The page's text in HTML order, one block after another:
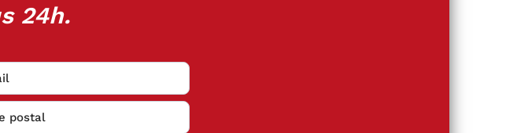
24h.